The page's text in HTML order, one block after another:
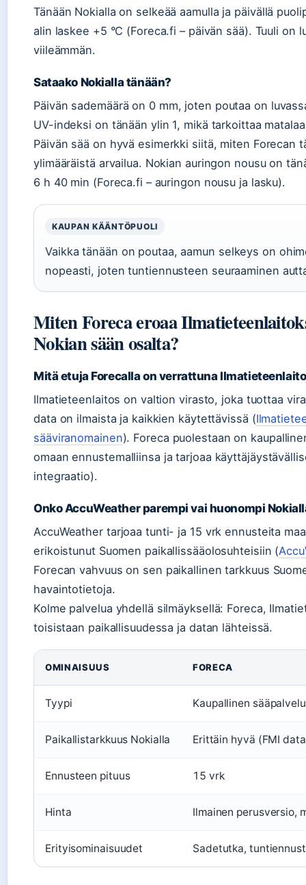
Tänään Nokialla on selkeää aamulla ja päivällä
alin laskee +5 °C (Foreca.fi – päivän sää). Tuuli
viileämmän.
Sataako Nokialla tänään?
Päivän sademäärä on 0 mm, joten poutaa on
UV-indeksi on tänään ylin 1, mikä tarkoittaa
Päivän sää on hyvä esimerkki siitä, miten Forecan
ylimääräistä arvailua. Nokian auringon nousu on
6 h 40 min (Foreca.fi – auringon nousu ja lasku).
KAUPAN KÄÄNTÖPUOLI
Vaikka tänään on poutaa, aamun selkeys on
nopeasti, joten tuntiennusteen seuraaminen
Miten Foreca eroaa
Nokian sään osalta?
Mitä etuja Forecalla on verrattuna
Ilmatieteenlaitos on valtion virasto, joka tuottaa
data on ilmaista ja kaikkien käytettävissä (
sääviranomainen). Foreca puolestaan on
omaan ennustemalliinsa ja tarjoaa
integraatio).
Onko AccuWeather parempi vai huonompi
AccuWeather tarjoaa tunti- ja 15 vrk ennusteita
erikoistunut Suomen paikallissääolosuhteisiin (
Forecan vahvuus on sen paikallinen tarkkuus
havaintotietoja.
Kolme palvelua yhdellä silmäyksellä: Foreca,
toisistaan paikallisuudessa ja datan lähteissä.
OMINAISUUS FORECA
Tyypi Kaupallinen sääpalvelu
Paikallistarkkuus Nokialla Erittäin hyvä (FMI
Ennusteen pituus 15 vrk
Hinta Ilmainen perusversio,
Erityisominaisuudet Sadetutka,